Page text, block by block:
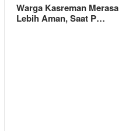
Warga Kasreman Merasa
Lebih Aman, Saat P…